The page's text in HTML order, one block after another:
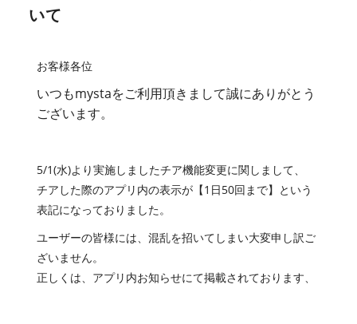
いて
お客様各位
いつもmystaをご利用頂きまして誠にありがとう
ございます。
5/1(水)より実施しましたチア機能変更に関しまして、
チアした際のアプリ内の表示が【1日50回まで】という
表記になっておりました。
ユーザーの皆様には、混乱を招いてしまい大変申し訳ご
ざいません。
正しくは、アプリ内お知らせにて掲載されております、